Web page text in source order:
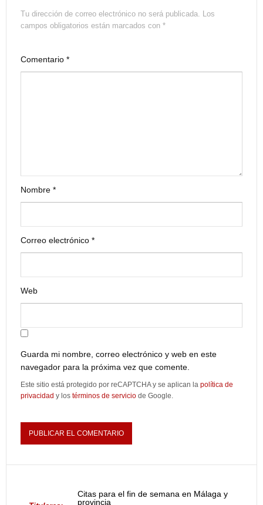
Tu dirección de correo electrónico no será publicada. Los
campos obligatorios están marcados con *
Comentario *
Nombre *
Correo electrónico *
Web
Guarda mi nombre, correo electrónico y web en este
navegador para la próxima vez que comente.
Este sitio está protegido por reCAPTCHA y se aplican la política de
privacidad y los términos de servicio de Google.
Citas para el fin de semana en Málaga y
provincia